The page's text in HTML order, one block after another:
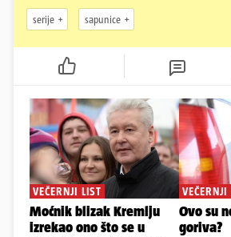
serije sapunice